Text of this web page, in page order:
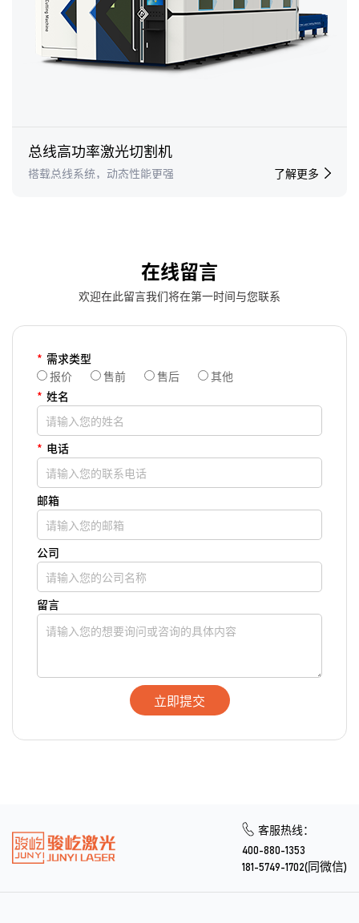
总线高功率激光切割机
搭载总线系统，动态性能更强 了解更多
在线留言
欢迎在此留言我们将在第一时间与您联系
* 需求类型
报价
售前 售后
其他
* 姓名
* 电话
邮箱
公司
留言
立即提交
客服热线：
400-880-1353
181-5749-1702(同微信)